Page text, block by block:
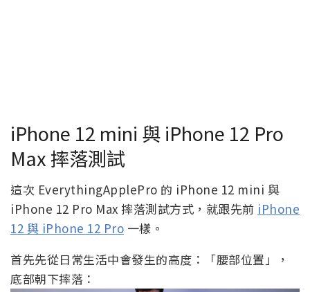
iPhone 12 mini 與 iPhone 12 Pro
Max 摔落測試
這次 EverythingApplePro 的 iPhone 12 mini 與
iPhone 12 Pro Max 摔落測試方式，就跟先前 iPhone
12 與 iPhone 12 Pro 一樣。
首先先從日常生活中會發生的高度：「腰部位置」，
底部朝下摔落：